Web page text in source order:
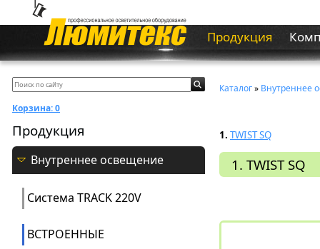
Продукция
Корзина:0
Продукция
Внутреннее освещение
Система ТRACK 220V
ВСТРОЕННЫЕ
Каталог» Внутреннее
1. TWIST SQ
1. TWIST SQ